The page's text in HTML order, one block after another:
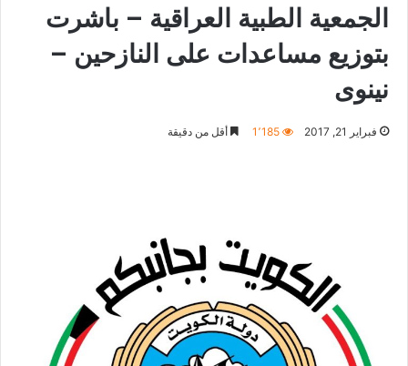
الجمعية الطبية العراقية – باشرت
بتوزيع مساعدات على النازحين –
نينوى
فبراير 21, 2017 1٬185 أقل من دقيقة